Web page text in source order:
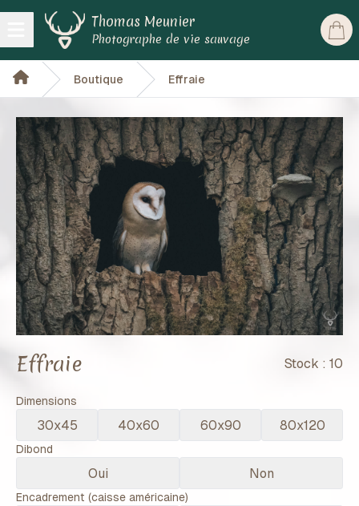
Open main menu
Thomas Meunier
Photographe de vie sauvage
Boutique Effraie
Effraie Stock : 10
Dimensions
30x45 40x60 60x90 80x120
Dibond
Oui Non
Encadrement (caisse américaine)